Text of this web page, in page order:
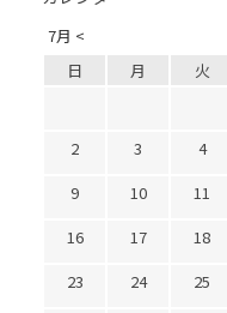
7月 <
日 月 火
2
3 4
9
10 11
16
17 18
23
24 25